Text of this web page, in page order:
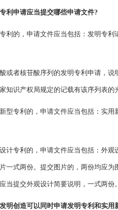
利申请应当提交哪些申请文件?
的，申请文件应当包括：发明专利
者核苷酸序列的发明专利申请，说
知识产权局规定的记载有该序列表的
专利的，申请文件应当包括：实用
专利的，申请文件应当包括：外观
一式两份。提交图片的，两份均应
当提交外观设计简要说明，一式两份。
明创造可以同时申请发明专利和实用